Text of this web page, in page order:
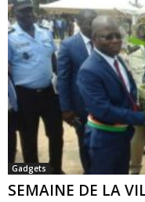
Gadgets
SEMAINE DE LA